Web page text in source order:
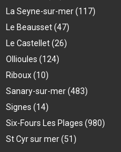
La Seyne-sur-mer(117)
Le Beausset(47)
Le Castellet(26)
Ollioules (124)
Riboux(10)
Sanary-sur-mer(483)
Signes (14)
Six-Fours Les Plages (980)
St Cyr sur mer(51)